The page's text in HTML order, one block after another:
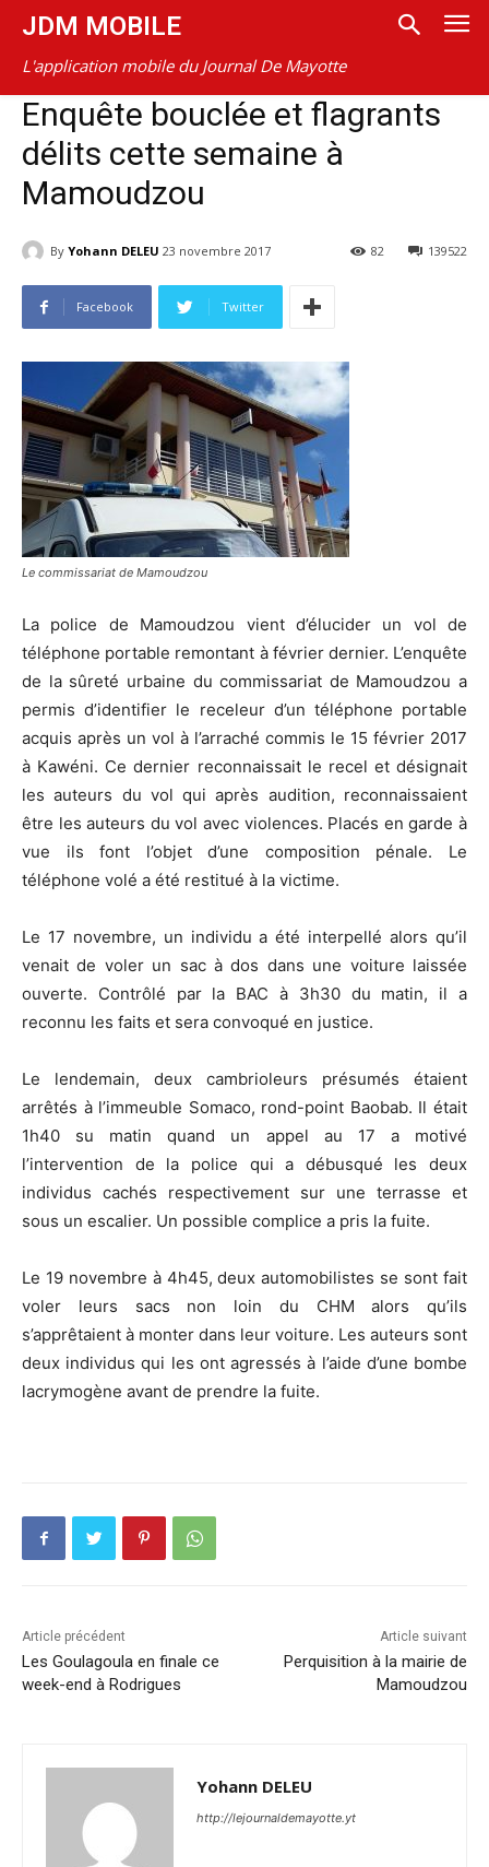
JDM MOBILE
L'application mobile du Journal De Mayotte
Enquête bouclée et flagrants
délits cette semaine à
Mamoudzou
By Yohann DELEU 23 novembre 2017 139522
82
Facebook Twitter
Le commissariat de Mamoudzou
La police de Mamoudzou vient d’élucider un vol de
téléphone portable remontant à février dernier. L’enquête
de la sûreté urbaine du commissariat de Mamoudzou a
permis d’identifier le receleur d’un téléphone portable
acquis après un vol à l’arraché commis le 15 février 2017
à Kawéni. Ce dernier reconnaissait le recel et désignait
les auteurs du vol qui après audition, reconnaissaient
être les auteurs du vol avec violences. Placés en garde à
vue ils font l’objet d’une composition pénale. Le
téléphone volé a été restitué à la victime.
Le 17 novembre, un individu a été interpellé alors qu’il
venait de voler un sac à dos dans une voiture laissée
ouverte. Contrôlé par la BAC à 3h30 du matin, il a
reconnu les faits et sera convoqué en justice.
Le lendemain, deux cambrioleurs présumés étaient
arrêtés à l’immeuble Somaco, rond-point Baobab. Il était
1h40 su matin quand un appel au 17 a motivé
l’intervention de la police qui a débusqué les deux
individus cachés respectivement sur une terrasse et
sous un escalier. Un possible complice a pris la fuite.
Le 19 novembre à 4h45, deux automobilistes se sont fait
voler leurs sacs non loin du CHM alors qu’ils
s’apprêtaient à monter dans leur voiture. Les auteurs sont
deux individus qui les ont agressés à l’aide d’une bombe
lacrymogène avant de prendre la fuite.
Article précédent
Les Goulagoula en finale ce
week-end à Rodrigues
Article suivant
Perquisition à la mairie de
Mamoudzou
Yohann DELEU
http://lejournaldemayotte.yt